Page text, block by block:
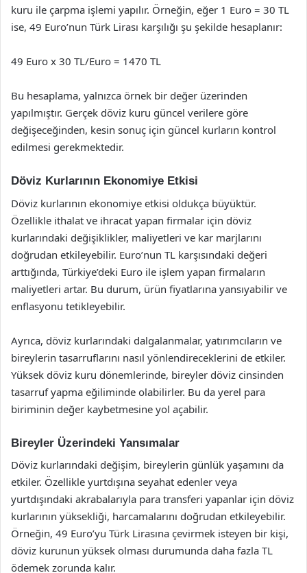
kuru ile çarpma işlemi yapılır. Örneğin, eğer 1 Euro = 30 TL
ise, 49 Euro’nun Türk Lirası karşılığı şu şekilde hesaplanır:
49 Euro x 30 TL/Euro = 1470 TL
Bu hesaplama, yalnızca örnek bir değer üzerinden
yapılmıştır. Gerçek döviz kuru güncel verilere göre
değişeceğinden, kesin sonuç için güncel kurların kontrol
edilmesi gerekmektedir.
Döviz Kurlarının Ekonomiye Etkisi
Döviz kurlarının ekonomiye etkisi oldukça büyüktür.
Özellikle ithalat ve ihracat yapan firmalar için döviz
kurlarındaki değişiklikler, maliyetleri ve kar marjlarını
doğrudan etkileyebilir. Euro’nun TL karşısındaki değeri
arttığında, Türkiye’deki Euro ile işlem yapan firmaların
maliyetleri artar. Bu durum, ürün fiyatlarına yansıyabilir ve
enflasyonu tetikleyebilir.
Ayrıca, döviz kurlarındaki dalgalanmalar, yatırımcıların ve
bireylerin tasarruflarını nasıl yönlendireceklerini de etkiler.
Yüksek döviz kuru dönemlerinde, bireyler döviz cinsinden
tasarruf yapma eğiliminde olabilirler. Bu da yerel para
biriminin değer kaybetmesine yol açabilir.
Bireyler Üzerindeki Yansımalar
Döviz kurlarındaki değişim, bireylerin günlük yaşamını da
etkiler. Özellikle yurtdışına seyahat edenler veya
yurtdışındaki akrabalarıyla para transferi yapanlar için döviz
kurlarının yüksekliği, harcamalarını doğrudan etkileyebilir.
Örneğin, 49 Euro’yu Türk Lirasına çevirmek isteyen bir kişi,
döviz kurunun yüksek olması durumunda daha fazla TL
ödemek zorunda kalır.